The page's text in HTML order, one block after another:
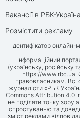
Вакансії в РБК-Україна
Розмістити рекламу
Ідентифікатор онлайн-
Інформаційний
(українську, російську
https://www.rbc.ua.
правовласникам. Всі
журналісти «РБК-
Commons Attribution 4.0
не поділяти точку зору
спростуванню та
зміст реклами